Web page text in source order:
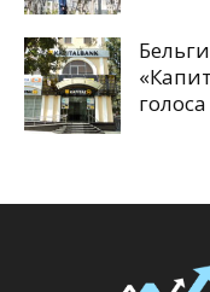
голоса